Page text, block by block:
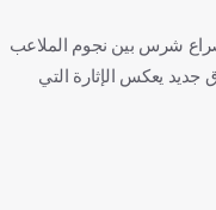
صراع شرس بين نجوم الملاعب
يعكس الإثارة التي